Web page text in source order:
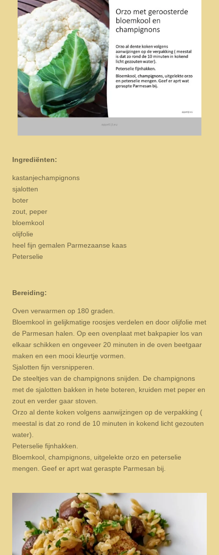
Ingrediënten:
kastanjechampignons
sjalotten
boter
zout, peper
bloemkool
olijfolie
heel fijn gemalen Parmezaanse kaas
Peterselie
Bereiding:
Oven verwarmen op 180 graden.
Bloemkool in gelijkmatige roosjes verdelen en door olijfolie met
de Parmesan halen. Op een ovenplaat met bakpapier los van
elkaar schikken en ongeveer 20 minuten in de oven beetgaar
maken en een mooi kleurtje vormen.
Sjalotten fijn versnipperen.
De steeltjes van de champignons snijden. De champignons
met de sjalotten bakken in hete boteren, kruiden met peper en
zout en verder gaar stoven.
Orzo al dente koken volgens aanwijzingen op de verpakking (
meestal is dat zo rond de 10 minuten in kokend licht gezouten
water).
Peterselie fijnhakken.
Bloemkool, champignons, uitgelekte orzo en peterselie
mengen. Geef er aprt wat geraspte Parmesan bij.